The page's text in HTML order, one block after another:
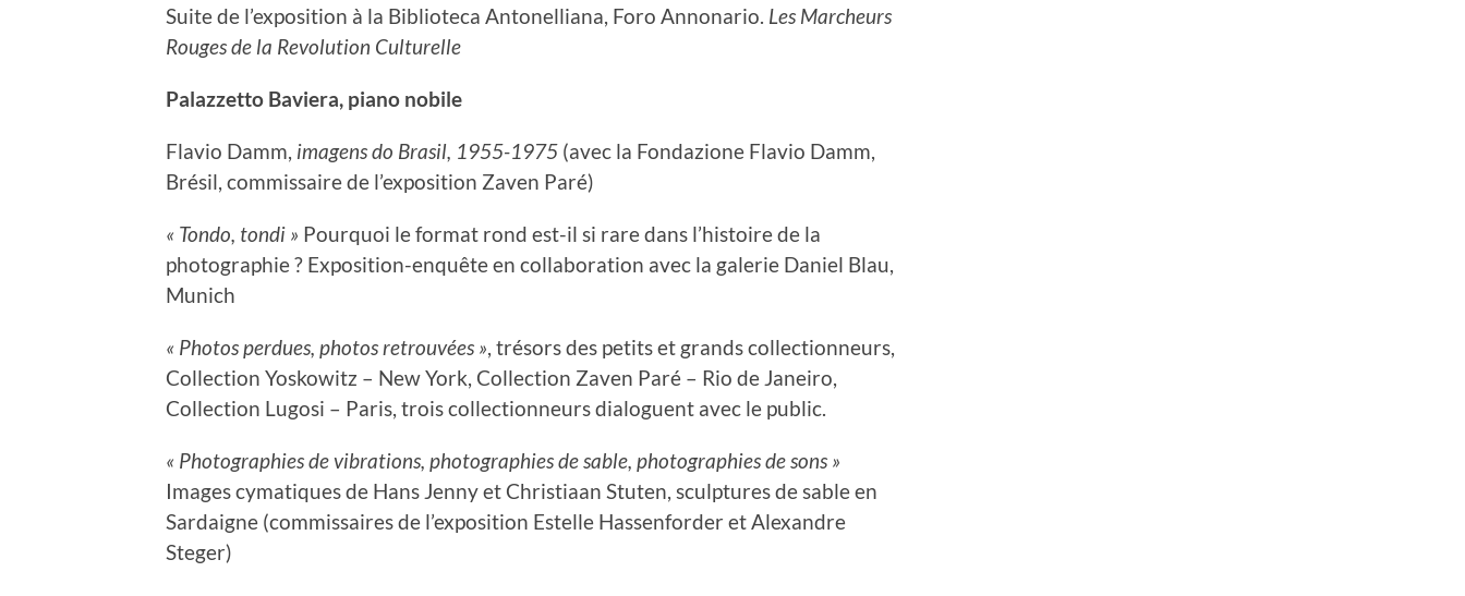
Suite de l’exposition à la Biblioteca Antonelliana, Foro Annonario. Les Marcheurs
Rouges de la Revolution Culturelle
Palazzetto Baviera, piano nobile
Flavio Damm, imagens do Brasil, 1955-1975 (avec la Fondazione Flavio Damm,
Brésil, commissaire de l’exposition Zaven Paré)
« Tondo, tondi » Pourquoi le format rond est-il si rare dans l’histoire de la
photographie ? Exposition-enquête en collaboration avec la galerie Daniel Blau,
Munich
« Photos perdues, photos retrouvées », trésors des petits et grands collectionneurs,
Collection Yoskowitz – New York, Collection Zaven Paré – Rio de Janeiro,
Collection Lugosi – Paris, trois collectionneurs dialoguent avec le public.
« Photographies de vibrations, photographies de sable, photographies de sons »
Images cymatiques de Hans Jenny et Christiaan Stuten, sculptures de sable en
Sardaigne (commissaires de l’exposition Estelle Hassenforder et Alexandre
Steger)